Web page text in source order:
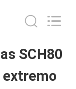
SCH80
extremo